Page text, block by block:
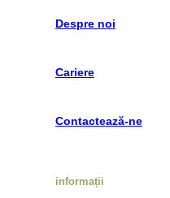
Despre noi
Cariere
Contactează-ne
informații